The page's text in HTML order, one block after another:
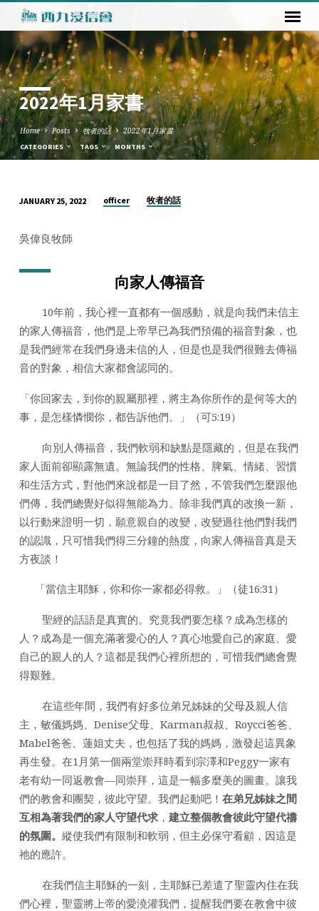
2022年1月家書
Home Posts 牧者的話 2022年1月家書
CATEGORIES TAGS MONTHS
年
1
月
JANUARY 25, 2022 officer 牧者的話
吳偉良牧師
向家人傳福音
10年前，我心裡一直都有一個感動，就是向我們未信主
的家人傳福音，他們是上帝早已為我們預備的福音對象，也
是我們經常在我們身邊未信的人，但是也是我們很難去傳福
音的對象，相信大家都會認同的。
「你回家去，到你的親屬那裡，將主為你所作的是何等大的
事，是怎樣憐憫你，都告訴他們。」（可5:19）
向別人傳福音，我們軟弱和缺點是隱藏的，但是在我們
家人面前卻顯露無遺。無論我們的性格、脾氣、情緒、習慣
和生活方式，對他們來說都是一目了然，不管我們怎麼跟他
們傳，我們總覺好似得無能為力。除非我們真的改換一新，
以行動來證明一切，願意親自的改變，改變過往他們對我們
的認識，只可惜我們得三分鐘的熱度，向家人傳福音真是天
方夜談！
「當信主耶穌，你和你一家都必得救。」（徒16:31）
聖經的話語是真實的。究竟我們要怎樣？成為怎樣的
人？成為是一個充滿著愛心的人？真心地愛自己的家庭、愛
自己的親人的人？這都是我們心裡所想的，可惜我們總會覺
得艱難。
在這些年間，我們有好多位弟兄姊妹的父母及親人信
主，敏儀媽媽、Denise父母、Karman叔叔、Roycci爸爸、
Mabel爸爸、蓮姐丈夫，也包括了我的媽媽，激發起這異象
再生發。在1月第一個兩堂崇拜時看到宗澤和Peggy一家有
老有幼一同返教會—同崇拜，這是一幅多麼美的圖畫。讓我
們的教會和團契，彼此守望。我們起動吧！ 在弟兄姊妹之間
互相為著我們的家人守望代求， 建立整個教會彼此守望代禱
的氛圍。 縱使我們有限制和軟弱，但主必保守看顧，因這是
祂的應許。
在我們信主耶穌的一刻，主耶穌已差遣了聖靈內住在我
們心裡，聖靈將上帝的愛澆灌我們，提醒我們要在教會中彼